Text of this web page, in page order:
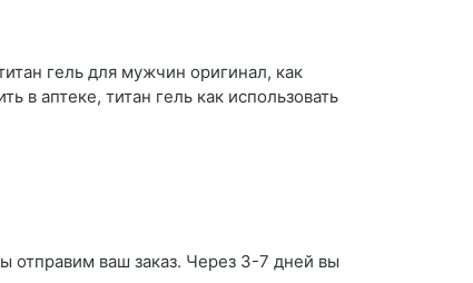
гель для мужчин оригинал, как
в аптеке, титан гель как использовать
отправим ваш заказ. Через 3-7 дней вы